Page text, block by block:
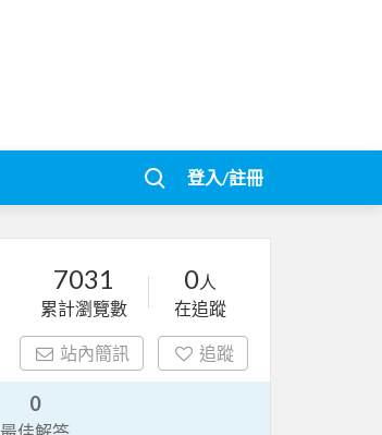
登入/註冊
7031
累計瀏覽數
0人
在追蹤
站內簡訊 追蹤
0
最佳解答